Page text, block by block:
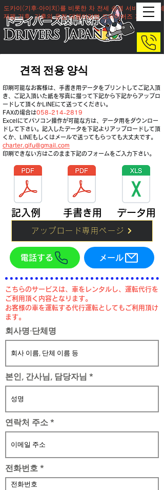
도카이(기후·아이치)를 비롯한 차 전세 송영 서비스의 전세
재팬 기후. 기후의 운전 대행이라면 드라이버즈 기후
견적 전용 양식
​印刷可能なお客様は、手書き用データをプリントしてご記入頂
き、ご記入頂いた紙を写真に撮って下記から下記からアップロ
ードして頂くかLINEにて送ってください。
​FAXの場合は058-214-2819
​Excelにてパソコン操作が可能な方は、データ用をダウンロー
ドして下さい。記入したデータを下記よりアップロードして頂
くか、LINEもしくはメールで送ってもらっても大丈夫です。
​charter.gifu@gmail.com
​印刷できない方はこのまま下記のフォームをご入力下さい。
記入例 ​手書き用 ​データ用
アップロード専用ページ
電話する メール
​こちらのサービスは、車をレンタルし、運転代行を
ご利用頂く内容となります。
お客様の車を運転する代行運転としてもご利用頂け
ます。
회사명·단체명
본인, 간사님, 담당자님
연락처 주소
전화번호